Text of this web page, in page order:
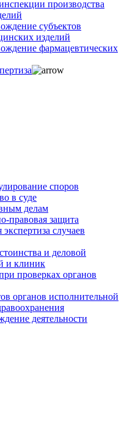
производства
субъектов
изделий
фармацевтических
споров
в суде
делам
правовая защита
случаев
и деловой
и клиник
проверках органов
органов исполнительной
деятельности